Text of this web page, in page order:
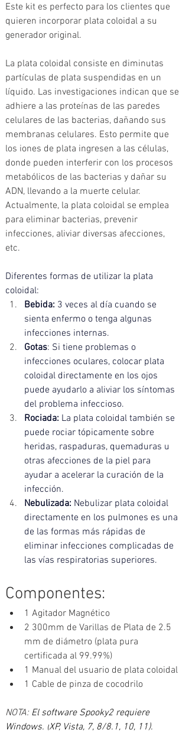
Este kit es perfecto para los clientes que
quieren incorporar plata coloidal a su
generador original.
La plata coloidal consiste en diminutas
partículas de plata suspendidas en un
líquido. Las investigaciones indican que se
adhiere a las proteínas de las paredes
celulares de las bacterias, dañando sus
membranas celulares. Esto permite que
los iones de plata ingresen a las células,
donde pueden interferir con los procesos
metabólicos de las bacterias y dañar su
ADN, llevando a la muerte celular.
Actualmente, la plata coloidal se emplea
para eliminar bacterias, prevenir
infecciones, aliviar diversas afecciones,
etc.
Diferentes formas de utilizar la plata
coloidal:
Bebida: 3 veces al día cuando se
sienta enfermo o tenga algunas
infecciones internas.
Gotas: Si tiene problemas o
infecciones oculares, colocar plata
coloidal directamente en los ojos
puede ayudarlo a aliviar los síntomas
del problema infeccioso.
Rociada: La plata coloidal también se
puede rociar tópicamente sobre
heridas, raspaduras, quemaduras u
otras afecciones de la piel para
ayudar a acelerar la curación de la
infección.
Nebulizada: Nebulizar plata coloidal
directamente en los pulmones es una
de las formas más rápidas de
eliminar infecciones complicadas de
las vías respiratorias superiores.
Componentes:
1 Agitador Magnético
2 300mm de Varillas de Plata de 2.5
mm de diámetro (plata pura
certificada al 99.99%)
1 Manual del usuario de plata coloidal
1 Cable de pinza de cocodrilo
NOTA: El software Spooky2 requiere
Windows. (XP, Vista, 7, 8/8.1, 10, 11).